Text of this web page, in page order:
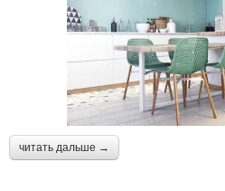
читать дальше →